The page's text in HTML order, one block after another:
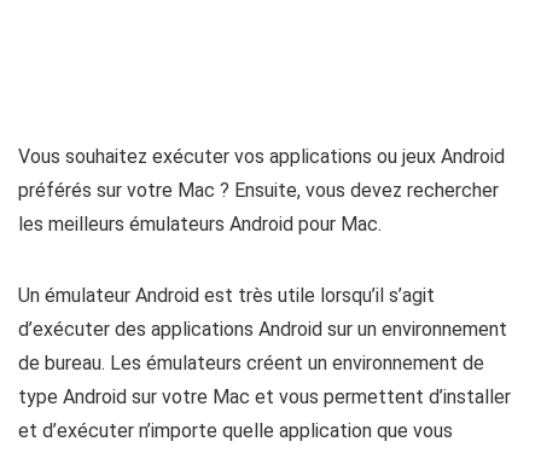
Vous souhaitez exécuter vos applications ou jeux Android
préférés sur votre Mac ? Ensuite, vous devez rechercher
les meilleurs émulateurs Android pour Mac.
Un émulateur Android est très utile lorsqu’il s’agit
d’exécuter des applications Android sur un environnement
de bureau. Les émulateurs créent un environnement de
type Android sur votre Mac et vous permettent d’installer
et d’exécuter n’importe quelle application que vous